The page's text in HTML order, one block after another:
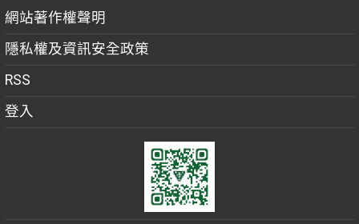
網站著作權聲明
隱私權及資訊安全政策
RSS
登入